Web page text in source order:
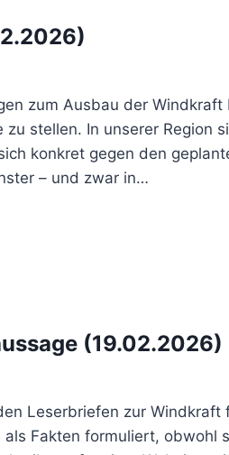
zum Ausbau der Windkraft
stellen. In unserer Region
konkret gegen den
– und zwar in…
(19.02.2026)
Leserbriefen zur Windkraft
Fakten formuliert, obwohl